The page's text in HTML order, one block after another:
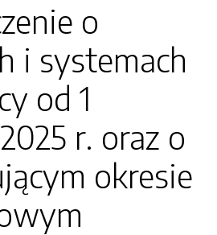
o
i systemach
od 1
r. oraz o
okresie